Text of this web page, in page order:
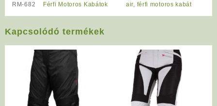
RM-682
Férfi Motoros Kabátok
air, férfi motoros kabát
Kapcsolódó termékek